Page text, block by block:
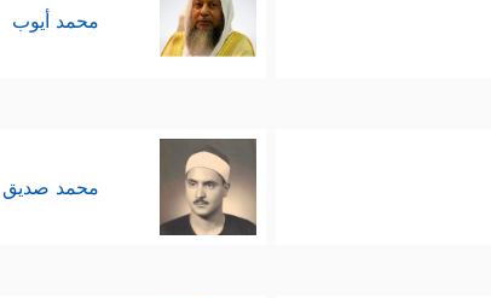
محمد أيوب
محمد صديق